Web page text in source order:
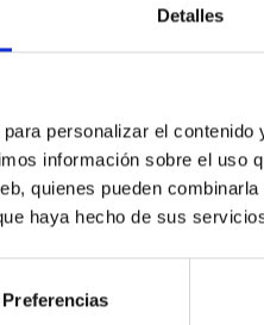
Detalles
personalizar el
información sobre el uso
quienes pueden
haya hecho de sus
PreferenciasSOLICITA